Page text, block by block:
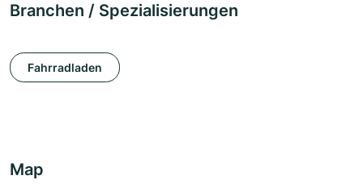
Branchen / Spezialisierungen
Fahrradladen
Map